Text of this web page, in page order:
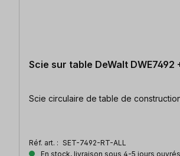
Scie sur table DeWalt
Réf. art. : SET-7492-RT-ALL
En stock, livraison sous 4-5 jours ouvrés